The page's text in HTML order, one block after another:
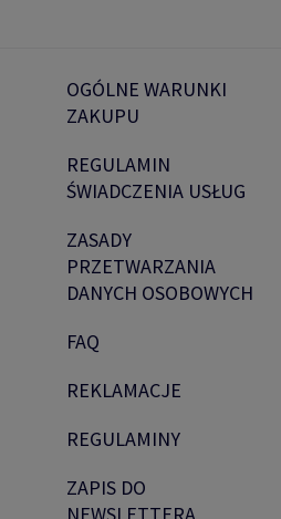
OGÓLNE WARUNKI
ZAKUPU
REGULAMIN
ŚWIADCZENIA USŁUG
ZASADY
PRZETWARZANIA
DANYCH OSOBOWYCH
FAQ
REKLAMACJE
REGULAMINY
ZAPIS DO